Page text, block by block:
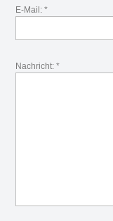
E-Mail: *
Nachricht: *